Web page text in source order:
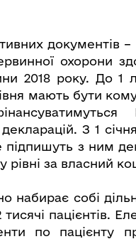
документів –
охорони
2018 року. До 1
мають бути
З 1 січня
підпишуть з ним
рівні за власний
набирає собі
пацієнтів.
по пацієнту